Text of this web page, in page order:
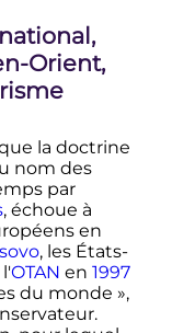
Orient,
la doctrine
nom des
par
, échoue à
en
, les États-
OTAN en 1997
du monde »,